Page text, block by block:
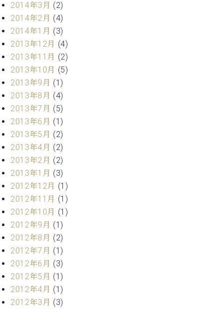
ア
ー
テ
ィ
ト
カ
ス
タ
マ
ー
サ
ー
ビ
ス
(
調
律
)
ア
フ
タ
ー
ー
ビ
ス
2014年3月 (2)
2014年2月 (4)
2014年1月 (3)
2013年12月 (4)
2013年11月 (2)
2013年10月 (5)
2013年9月 (1)
2013年8月 (4)
2013年7月 (5)
2013年6月 (1)
2013年5月 (2)
2013年4月 (2)
2013年2月 (2)
2013年1月 (3)
2012年12月 (1)
2012年11月 (1)
2012年10月 (1)
2012年9月 (1)
2012年8月 (2)
2012年7月 (1)
2012年6月 (3)
2012年5月 (1)
2012年4月 (1)
2012年3月 (3)